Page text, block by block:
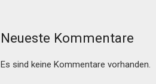
Neueste Kommentare
Es sind keine Kommentare vorhanden.